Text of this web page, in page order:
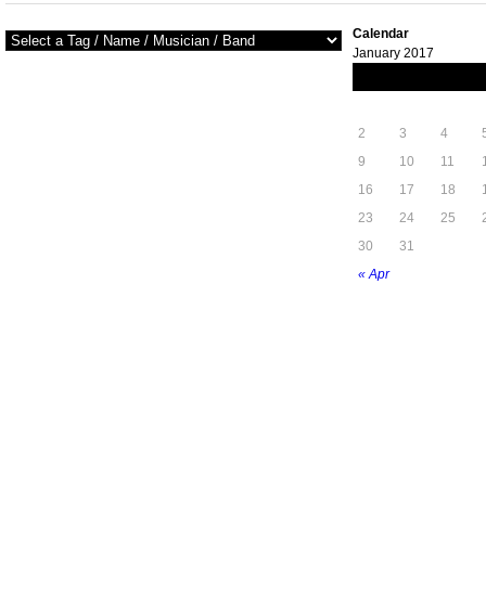
Calendar
January 2017
« Apr
2 3 4
9
10 11
16
17 18
23
24 25
30
31